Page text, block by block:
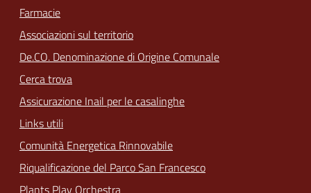
Farmacie
Associazioni sul territorio
De.CO. Denominazione di Origine Comunale
Cerca trova
Assicurazione Inail per le casalinghe
Links utili
Comunità Energetica Rinnovabile
Riqualificazione del Parco San Francesco